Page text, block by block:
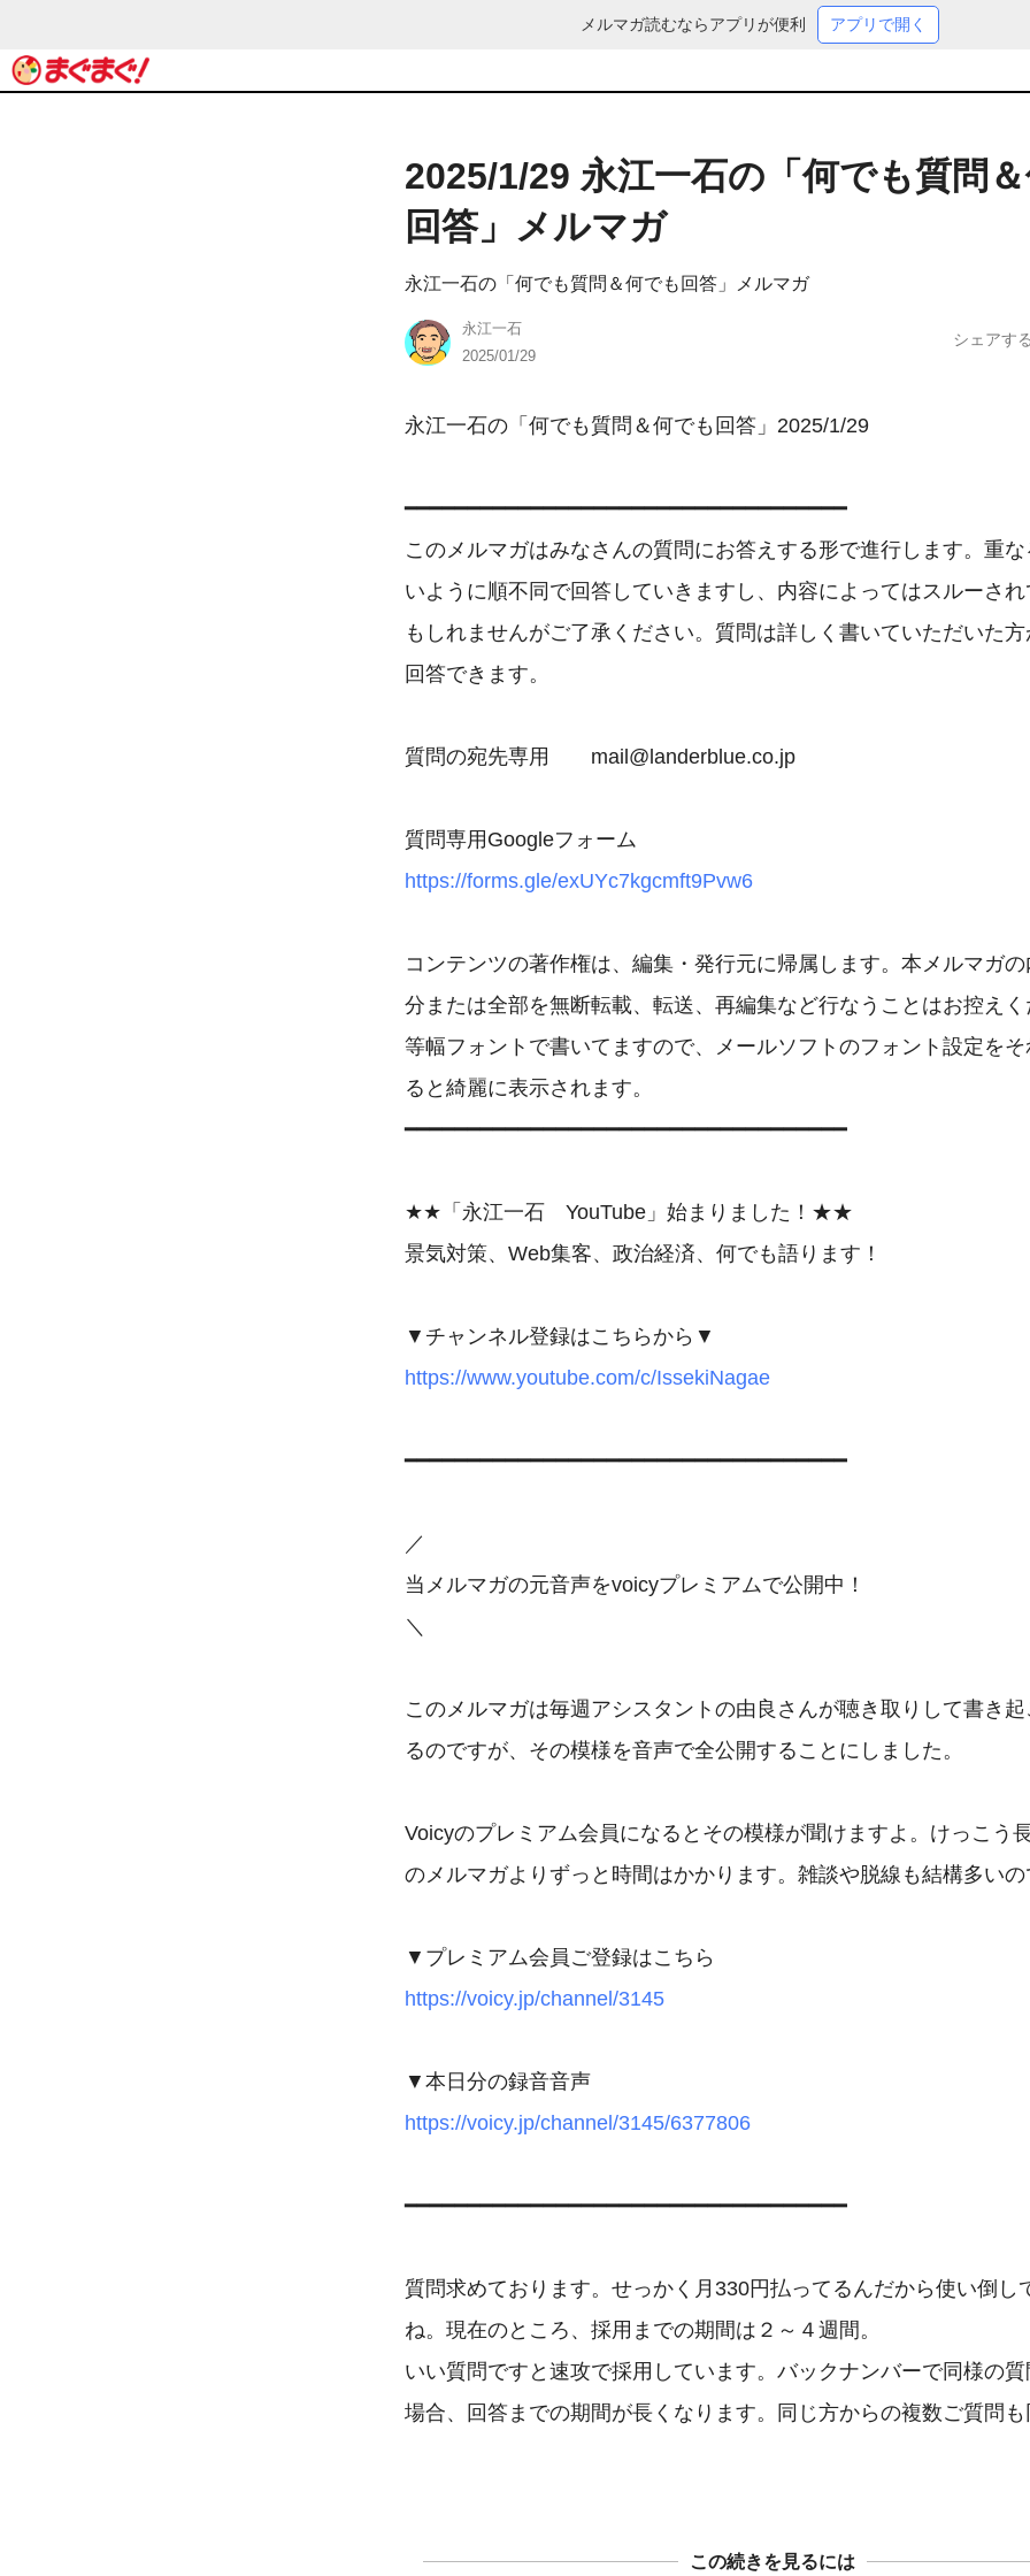
メルマガ読むならアプリが便利 アプリで開く
2025/1/29 永江一石の「何でも質問
回答」メルマガ
永江一石の「何でも質問＆何でも回答」メルマガ
永江一石
2025/01/29
シェアする
永江一石の「何でも質問＆何でも回答」2025/1/29
━━━━━━━━━━━━━━━━━━━━━━━━━━━━━━━━━━━
このメルマガはみなさんの質問にお答えする形で進行します。重
いように順不同で回答していきますし、内容によってはスルーさ
もしれませんがご了承ください。質問は詳しく書いていただいた方
回答できます。
質問の宛先専用　　mail@landerblue.co.jp
https://forms.gle/exUYc7kgcmft9Pvw6
コンテンツの著作権は、編集・発行元に帰属します。本メルマガ
分または全部を無断転載、転送、再編集など行なうことはお控えく
等幅フォントで書いてますので、メールソフトのフォント設定を
ると綺麗に表示されます。
━━━━━━━━━━━━━━━━━━━━━━━━━━━━━━━━━━━
★★「永江一石　YouTube」始まりました！★★
景気対策、Web集客、政治経済、何でも語ります！
https://www.youtube.com/c/IssekiNagae
━━━━━━━━━━━━━━━━━━━━━━━━━━━━━━━━━━━
／
当メルマガの元音声をvoicyプレミアムで公開中！
＼
このメルマガは毎週アシスタントの由良さんが聴き取りして書き
るのですが、その模様を音声で全公開することにしました。
Voicyのプレミアム会員になるとその模様が聞けますよ。けっこう
のメルマガよりずっと時間はかかります。雑談や脱線も結構多い
https://voicy.jp/channel/3145
https://voicy.jp/channel/3145/6377806
━━━━━━━━━━━━━━━━━━━━━━━━━━━━━━━━━━━
質問求めております。せっかく月330円払ってるんだから使い倒し
ね。現在のところ、採用までの期間は２～４週間。
いい質問ですと速攻で採用しています。バックナンバーで同様の質
場合、回答までの期間が長くなります。同じ方からの複数ご質問も
この続きを見るには